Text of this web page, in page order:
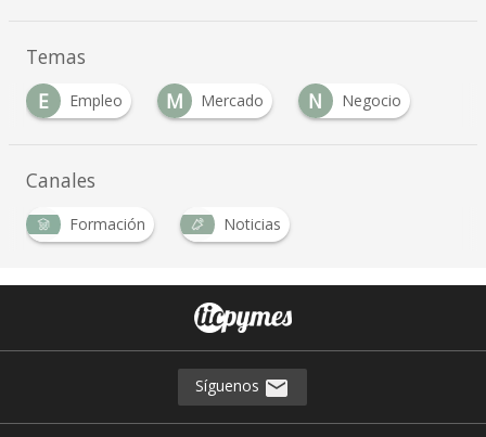
Temas
E
Empleo M Mercado N Negocio
Canales
Formación Noticias
Síguenos